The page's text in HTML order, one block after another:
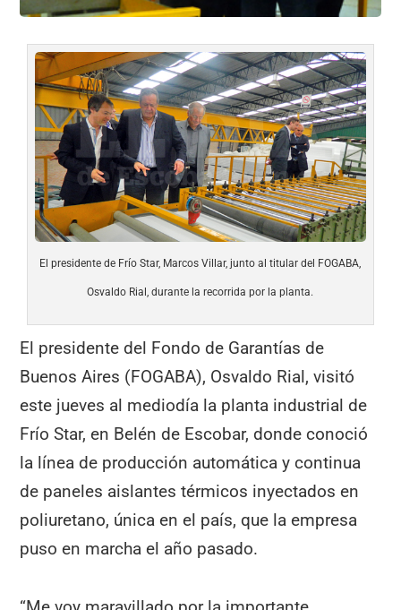
El presidente de Frío Star, Marcos Villar, junto al titular del FOGABA,
Osvaldo Rial, durante la recorrida por la planta.
El presidente del Fondo de Garantías de
Buenos Aires (FOGABA), Osvaldo Rial, visitó
este jueves al mediodía la planta industrial de
Frío Star, en Belén de Escobar, donde conoció
la línea de producción automática y continua
de paneles aislantes térmicos inyectados en
poliuretano, única en el país, que la empresa
puso en marcha el año pasado.